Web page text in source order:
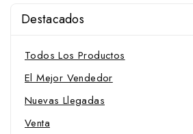
Blincas
Cabezadas Configurables
Cuadra
Dar cuerda
Montar
Destacados
Todos Los Productos
El Mejor Vendedor
Nuevas Llegadas
Venta